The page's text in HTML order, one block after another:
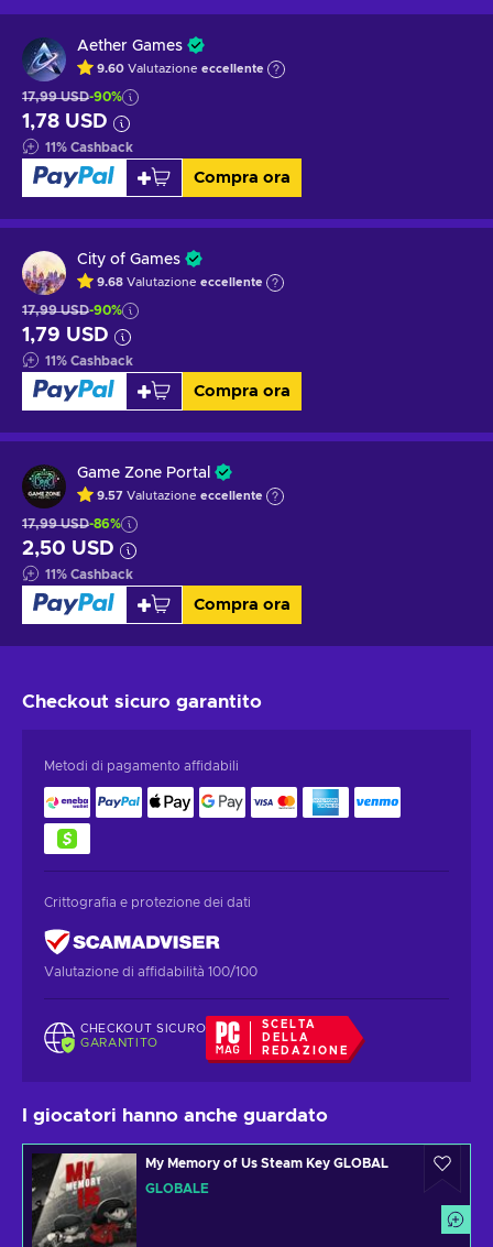
Aether Games
9.60 Valutazione eccellente
17,99 USD-90%
1,78 USD
11% Cashback
Compra ora
City of Games
9.68 Valutazione eccellente
17,99 USD-90%
1,79 USD
11% Cashback
Compra ora
Game Zone Portal
9.57 Valutazione eccellente
17,99 USD-86%
2,50 USD
11% Cashback
Compra ora
Checkout sicuro garantito
Metodi di pagamento affidabili
Crittografia e protezione dei dati
Valutazione di affidabilità 100/100
CHECKOUT SICURO
GARANTITO
SCELTA
DELLA
REDAZIONE
I giocatori hanno anche guardato
My Memory of Us Steam Key GLOBAL
GLOBALE